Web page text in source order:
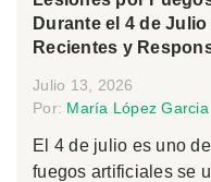
Durante el 4 de
Recientes y
Julio 13, 2026
Por: María López Garcia
El 4 de julio es uno
fuegos artificiales se